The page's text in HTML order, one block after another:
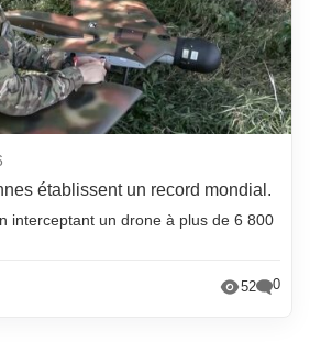
établissent un record mondial.
interceptant un drone à plus de 6 800
52 0